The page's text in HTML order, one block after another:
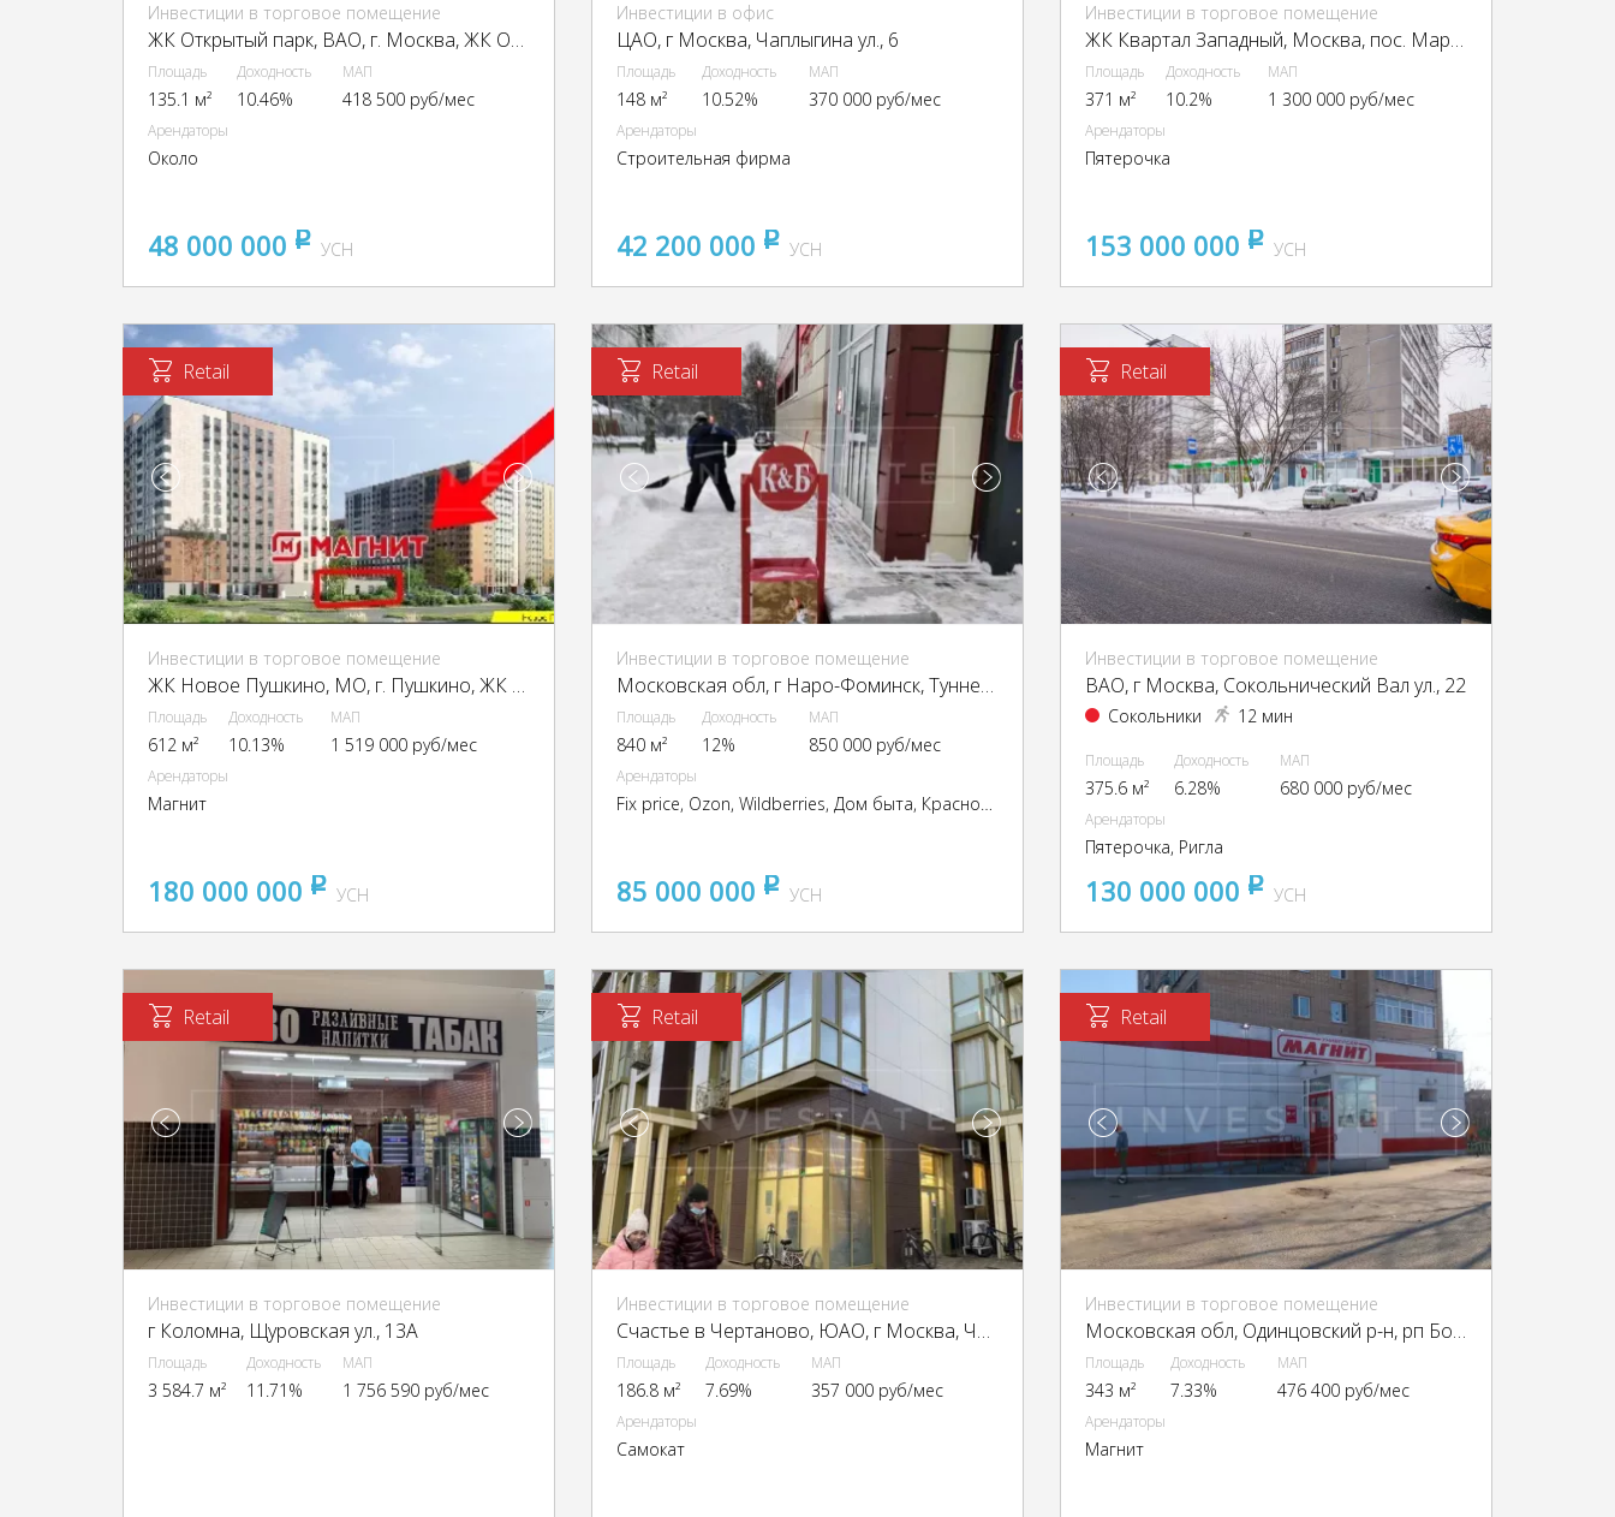
Инвестиции в торговое помещение
ЖК Открытый парк, ВАО, г. Москва, ЖК Открытый Парк к. 1.2
Площадь
135.1 м²
Доходность
10.46%
МАП
418 500 руб/мес
Арендаторы
Около
48 000 000 pуб
УСН
Инвестиции в офис
ЦАО, г Москва, Чаплыгина ул., 6
Площадь
148 м²
Доходность
10.52%
МАП
370 000 руб/мес
Арендаторы
Строительная фирма
42 200 000 pуб
УСН
Инвестиции в торговое помещение
ЖК Квартал Западный, Москва, пос. Марушкинское, квартал 76, ЖК Квартал Западный, 3
Площадь
371 м²
Доходность
10.2%
МАП
1 300 000 руб/мес
Арендаторы
Пятерочка
153 000 000 pуб
УСН
Retail
Инвестиции в торговое помещение
ЖК Новое Пушкино, МО, г. Пушкино, ЖК Новое Пушкино, к. 21
Площадь
612 м²
Доходность
10.13%
МАП
1 519 000 руб/мес
Арендаторы
Магнит
180 000 000 pуб
УСН
Retail
Инвестиции в торговое помещение
Московская обл, г Наро-Фоминск, Туннельный проезд, д 9А
Площадь
840 м²
Доходность
12%
МАП
850 000 руб/мес
Арендаторы
Fix price, Ozon, Wildberries, Дом быта, Красное и Белое, FixPrice, Красное
85 000 000 pуб
УСН
Retail
Инвестиции в торговое помещение
ВАО, г Москва, Сокольнический Вал ул., 22
Сокольники 12 мин
Площадь
375.6 м²
Доходность
6.28%
МАП
680 000 руб/мес
Арендаторы
Пятерочка, Ригла
130 000 000 pуб
УСН
Retail
Инвестиции в торговое помещение
г Коломна, Щуровская ул., 13А
Площадь
3 584.7 м²
Доходность
11.71%
МАП
1 756 590 руб/мес
Retail
Инвестиции в торговое помещение
Счастье в Чертаново, ЮАО, г Москва, Чертановская ул., 59
Площадь
186.8 м²
Доходность
7.69%
МАП
357 000 руб/мес
Арендаторы
Самокат
Retail
Инвестиции в торговое помещение
Московская обл, Одинцовский р-н, рп Большие Вязёмы, Можайское шоссе, д 1
Площадь
343 м²
Доходность
7.33%
МАП
476 400 руб/мес
Арендаторы
Магнит